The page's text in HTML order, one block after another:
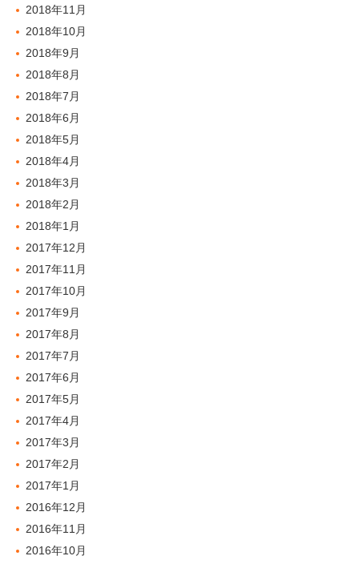
2018年11月
2018年10月
2018年9月
2018年8月
2018年7月
2018年6月
2018年5月
2018年4月
2018年3月
2018年2月
2018年1月
2017年12月
2017年11月
2017年10月
2017年9月
2017年8月
2017年7月
2017年6月
2017年5月
2017年4月
2017年3月
2017年2月
2017年1月
2016年12月
2016年11月
2016年10月